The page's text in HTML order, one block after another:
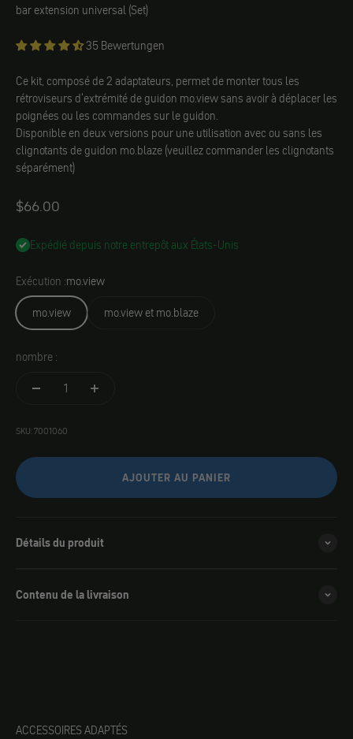
motogadget
bar extension universal (Set)
35 Bewertungen
Ce kit, composé de 2 adaptateurs, permet de monter tous les
rétroviseurs d'extrémité de guidon mo.view sans avoir à déplacer les
poignées ou les commandes sur le guidon.
Disponible en deux versions pour une utilisation avec ou sans les
clignotants de guidon mo.blaze (veuillez commander les clignotants
séparément)
Angebot
$66.00
Expédié depuis notre entrepôt aux États-Unis
Exécution :mo.view
mo.view
mo.view et mo.blaze
nombre :
SKU: 7001060
AJOUTER AU PANIER
Détails du produit
Contenu de la livraison
ACCESSOIRES ADAPTÉS